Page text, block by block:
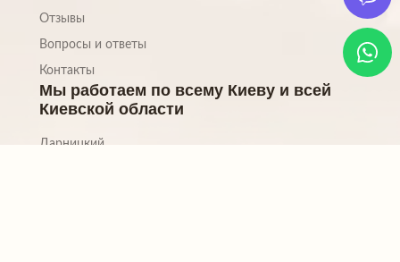
Отзывы
Вопросы и ответы
Контакты
Мы работаем по всему Киеву и всей
Киевской области
Дарницкий